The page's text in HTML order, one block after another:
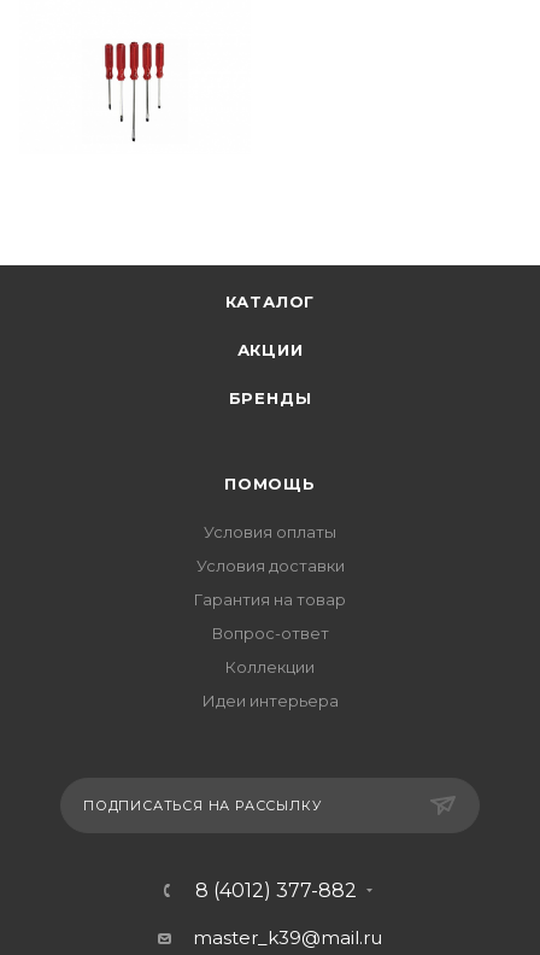
КАТАЛОГ
АКЦИИ
БРЕНДЫ
ПОМОЩЬ
Условия оплаты
Условия доставки
Гарантия на товар
Вопрос-ответ
Коллекции
Идеи интерьера
ПОДПИСАТЬСЯ НА РАССЫЛКУ
8 (4012) 377-882
master_k39@mail.ru